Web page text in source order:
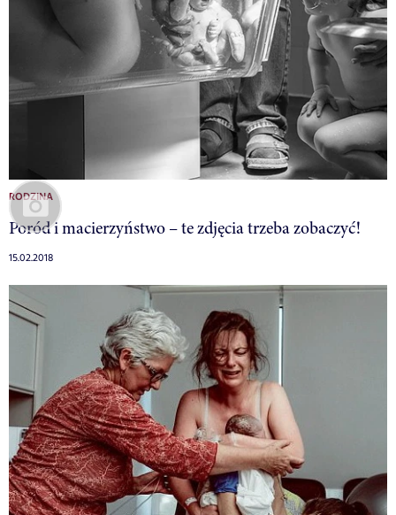
RODZINA
Poród i macierzyństwo – te zdjęcia trzeba zobaczyć!
15.02.2018